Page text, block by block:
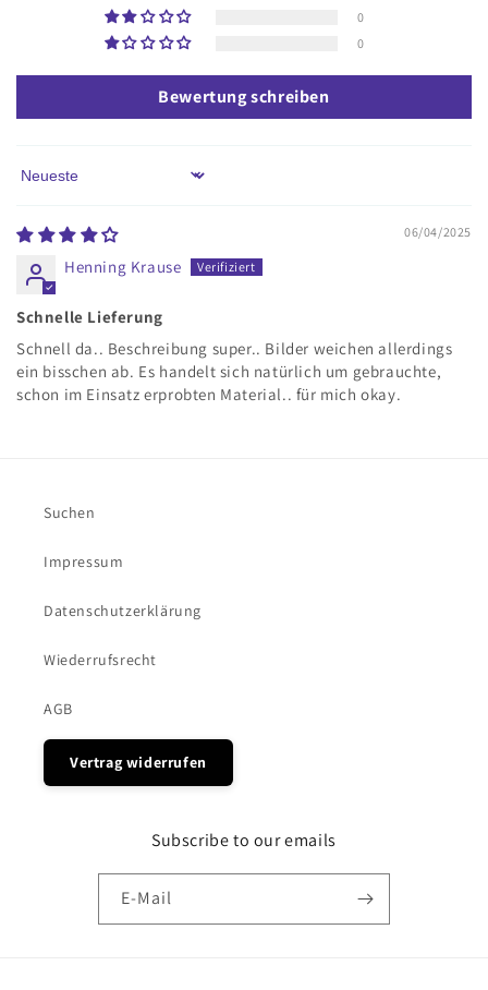
0
0
Bewertung schreiben
Sort by
06/04/2025
Henning Krause
Schnelle Lieferung
Schnell da.. Beschreibung super.. Bilder weichen allerdings
ein bisschen ab. Es handelt sich natürlich um gebrauchte,
schon im Einsatz erprobten Material.. für mich okay.
Suchen
Impressum
Datenschutzerklärung
Wiederrufsrecht
AGB
Vertrag widerrufen
Subscribe to our emails
E-Mail